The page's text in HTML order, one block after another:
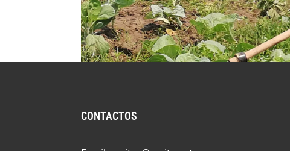
CONTACTOS